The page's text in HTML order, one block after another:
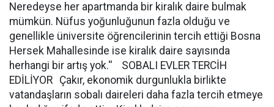
Neredeyse her apartmanda bir kiralık daire bulmak
mümkün. Nüfus yoğunluğunun fazla olduğu ve
genellikle üniversite öğrencilerinin tercih ettiği Bosna
Hersek Mahallesinde ise kiralık daire sayısında
herhangi bir artış yok.'' SOBALI EVLER TERCİH
EDİLİYOR Çakır, ekonomik durgunlukla birlikte
vatandaşların sobalı daireleri daha fazla tercih etmeye